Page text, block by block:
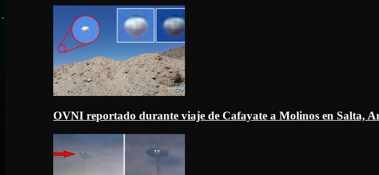
OVNI reportado durante viaje de Cafayate a Molinos en Salta,